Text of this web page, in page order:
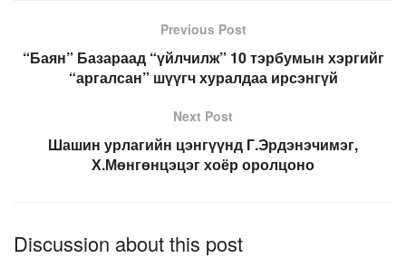
Previous Post
“Баян” Базараад “үйлчилж” 10 тэрбумын хэргийг
“аргалсан” шүүгч хуралдаа ирсэнгүй
Next Post
Шашин урлагийн цэнгүүнд Г.Эрдэнэчимэг,
Х.Мөнгөнцэцэг хоёр оролцоно
Discussion about this post